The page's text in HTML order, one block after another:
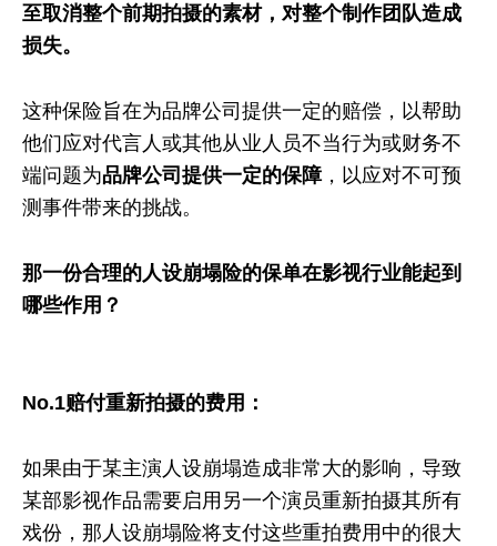
至取消整个前期拍摄的素材，对整个制作团队造成
损失。
这种保险旨在为品牌公司提供一定的赔偿，以帮助
他们应对代言人或其他从业人员不当行为或财务不
端问题为品牌公司提供一定的保障，以应对不可预
测事件带来的挑战。
那一份合理的人设崩塌险的保单在影视行业能起到
哪些作用？
No.1赔付重新拍摄的费用：
如果由于某主演人设崩塌造成非常大的影响，导致
某部影视作品需要启用另一个演员重新拍摄其所有
戏份，那人设崩塌险将支付这些重拍费用中的很大